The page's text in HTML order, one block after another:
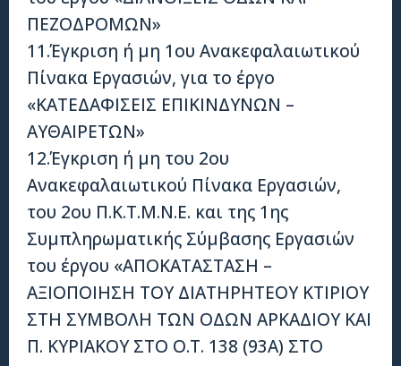
ΠΕΖΟΔΡΟΜΩΝ»
11.Έγκριση ή μη 1ου Ανακεφαλαιωτικού
Πίνακα Εργασιών, για το έργο
«ΚΑΤΕΔΑΦΙΣΕΙΣ ΕΠΙΚΙΝΔΥΝΩΝ –
ΑΥΘΑΙΡΕΤΩΝ»
12.Έγκριση ή μη του 2ου
Ανακεφαλαιωτικού Πίνακα Εργασιών,
του 2ου Π.Κ.Τ.Μ.Ν.Ε. και της 1ης
Συμπληρωματικής Σύμβασης Εργασιών
του έργου «ΑΠΟΚΑΤΑΣΤΑΣΗ –
ΑΞΙΟΠΟΙΗΣΗ ΤΟΥ ΔΙΑΤΗΡΗΤΕΟΥ ΚΤΙΡΙΟΥ
ΣΤΗ ΣΥΜΒΟΛΗ ΤΩΝ ΟΔΩΝ ΑΡΚΑΔΙΟΥ ΚΑΙ
Π. ΚΥΡΙΑΚΟΥ ΣΤΟ Ο.Τ. 138 (93Α) ΣΤΟ